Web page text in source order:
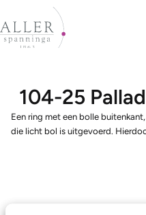
104-25
Een ring met een bolle
die licht bol is uitgevoerd.